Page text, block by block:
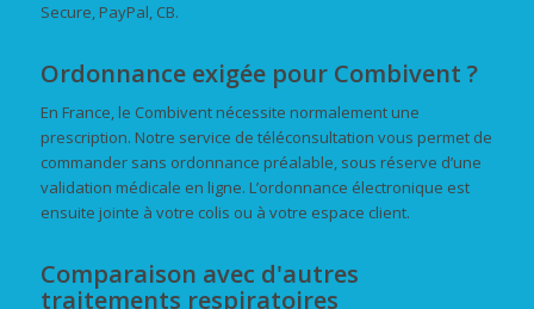
Secure, PayPal, CB.
Ordonnance exigée pour Combivent ?
En France, le Combivent nécessite normalement une
prescription. Notre service de téléconsultation vous permet de
commander sans ordonnance préalable, sous réserve d’une
validation médicale en ligne. L’ordonnance électronique est
ensuite jointe à votre colis ou à votre espace client.
Comparaison avec d'autres
traitements respiratoires